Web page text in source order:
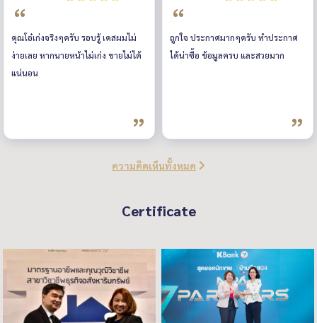
คุณโอ๋เก่งจริงๆครับ รอบรู้ เคสผมไม่
ง่ายเลย หากนายหน้าไม่เก่ง ขายไม่ได้
แน่นอน
ถูกใจ ประกาศมากๆครับ ทำประกาศ
ได้น่าซื้อ ข้อมูลครบ และสวยมาก
ความคิดเห็นทั้งหมด
Certificate